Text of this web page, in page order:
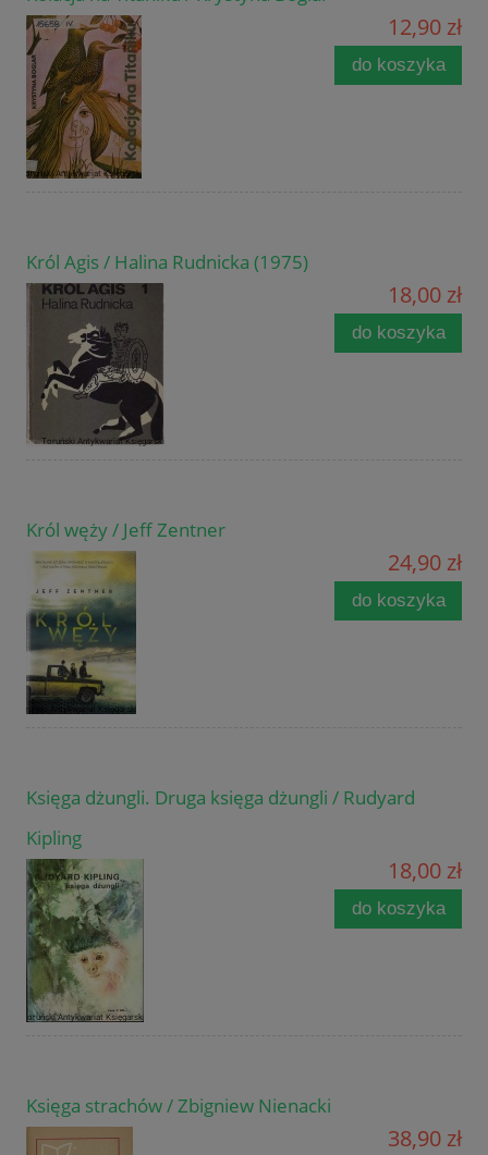
12,90 zł
do koszyka
Król Agis / Halina Rudnicka (1975)
18,00 zł
do koszyka
Król węży / Jeff Zentner
24,90 zł
do koszyka
Księga dżungli. Druga księga dżungli / Rudyard
Kipling
18,00 zł
do koszyka
Księga strachów / Zbigniew Nienacki
38,90 zł